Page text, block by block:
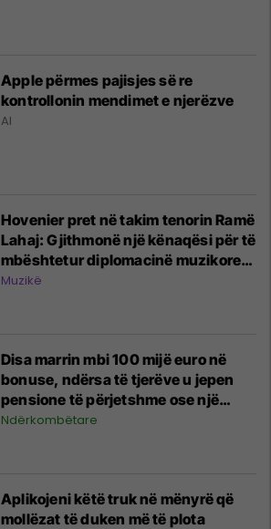
Apple përmes pajisjes së re
kontrollonin mendimet e njerëzve
AI
Hovenier pret në takim tenorin Ramë
Lahaj: Gjithmonë një kënaqësi për të
mbështetur diplomacinë muzikore
dhe shkëmbimin kulturor
Muzikë
Disa marrin mbi 100 mijë euro në
bonuse, ndërsa të tjerëve u jepen
pensione të përjetshme ose një
shtëpi - sa marrin atletët në Lojërat
Ndërkombëtare
Aplikojeni këtë truk në mënyrë që
mollëzat të duken më të plota